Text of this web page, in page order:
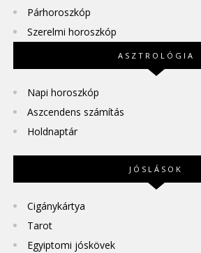
Párhoroszkóp
Szerelmi horoszkóp
ASZTROLÓGIA
Napi horoszkóp
Aszcendens számítás
Holdnaptár
JÓSLÁSOK
Cigánykártya
Tarot
Egyiptomi jóskövek